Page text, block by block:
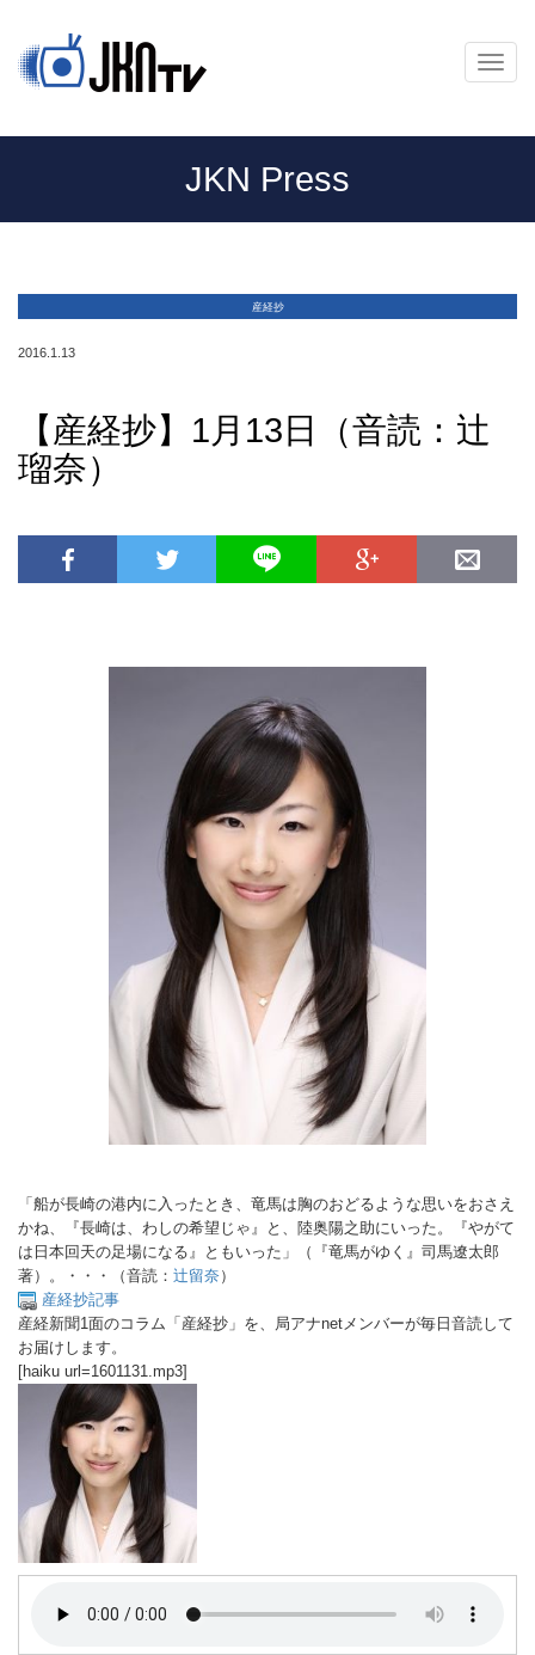
メ
ニ
ー
JKN Press
産経抄
2016.1.13
【産経抄】1月13日（音読：辻
瑠奈）
「船が長崎の港内に入ったとき、竜馬は胸のおどるような思いをおさえ
かね、『長崎は、わしの希望じゃ』と、陸奥陽之助にいった。『やがて
は日本回天の足場になる』ともいった」（『竜馬がゆく』司馬遼太郎
著）。・・・（音読： 辻留奈）
産経抄記事
産経新聞1面のコラム「産経抄」を、局アナnetメンバーが毎日音読して
お届けします。
[haiku url=1601131.mp3]